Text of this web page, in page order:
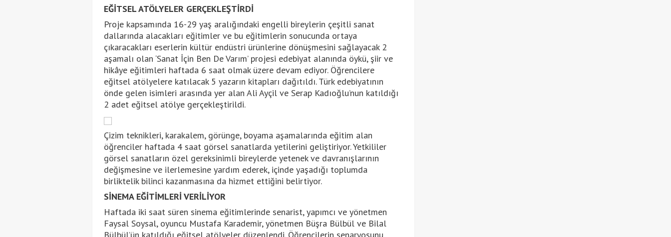
EĞİTSEL ATÖLYELER GERÇEKLEŞTİRDİ
Proje kapsamında 16-29 yaş aralığındaki engelli bireylerin çeşitli sanat
dallarında alacakları eğitimler ve bu eğitimlerin sonucunda ortaya
çıkaracakları eserlerin kültür endüstri ürünlerine dönüşmesini sağlayacak 2
aşamalı olan ‘Sanat İçin Ben De Varım’ projesi edebiyat alanında öykü, şiir ve
hikâye eğitimleri haftada 6 saat olmak üzere devam ediyor. Öğrencilere
eğitsel atölyelere katılacak 5 yazarın kitapları dağıtıldı. Türk edebiyatının
önde gelen isimleri arasında yer alan Ali Ayçil ve Serap Kadıoğlu’nun katıldığı
2 adet eğitsel atölye gerçekleştirildi.
Çizim teknikleri, karakalem, görünge, boyama aşamalarında eğitim alan
öğrenciler haftada 4 saat görsel sanatlarda yetilerini geliştiriyor. Yetkililer
görsel sanatların özel gereksinimli bireylerde yetenek ve davranışlarının
değişmesine ve ilerlemesine yardım ederek, içinde yaşadığı toplumda
birliktelik bilinci kazanmasına da hizmet ettiğini belirtiyor.
SİNEMA EĞİTİMLERİ VERİLİYOR
Haftada iki saat süren sinema eğitimlerinde senarist, yapımcı ve yönetmen
Faysal Soysal, oyuncu Mustafa Karademir, yönetmen Büşra Bülbül ve Bilal